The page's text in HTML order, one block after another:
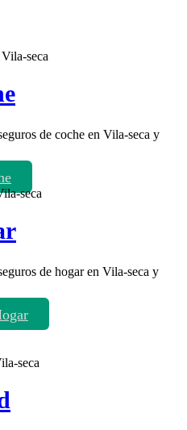
de coche en Vila-seca y
de hogar en Vila-seca y